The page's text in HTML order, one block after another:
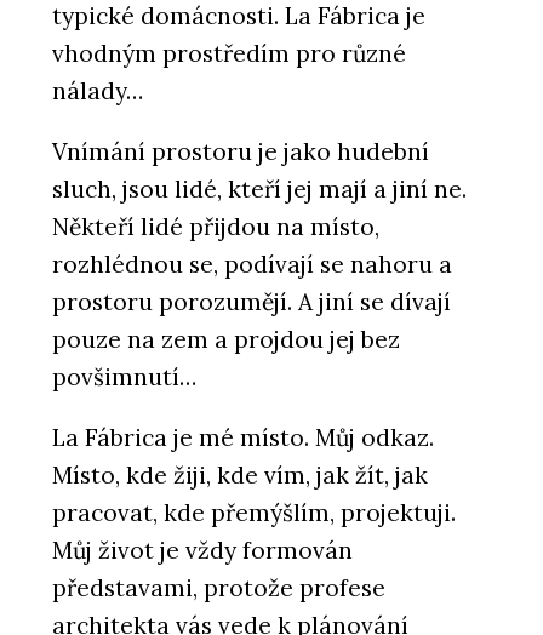
typické domácnosti. La Fábrica je
vhodným prostředím pro různé
nálady…
Vnímání prostoru je jako hudební
sluch, jsou lidé, kteří jej mají a jiní ne.
Někteří lidé přijdou na místo,
rozhlédnou se, podívají se nahoru a
prostoru porozumějí. A jiní se dívají
pouze na zem a projdou jej bez
povšimnutí…
La Fábrica je mé místo. Můj odkaz.
Místo, kde žiji, kde vím, jak žít, jak
pracovat, kde přemýšlím, projektuji.
Můj život je vždy formován
představami, protože profese
architekta vás vede k plánování